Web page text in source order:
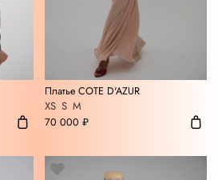
Платье COTE D'AZUR
XS S M
70 000 ₽